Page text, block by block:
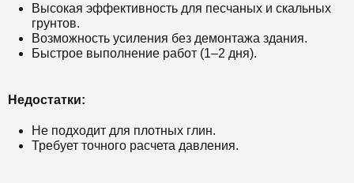
Высокая эффективность для песчаных и скальных
грунтов.
Возможность усиления без демонтажа здания.
Быстрое выполнение работ (1–2 дня).
Недостатки:
Не подходит для плотных глин.
Требует точного расчета давления.